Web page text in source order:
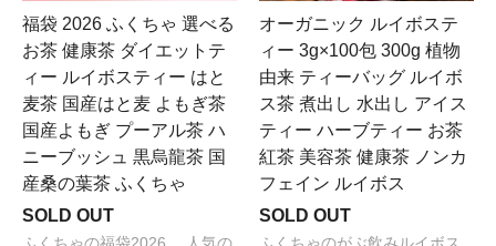
福袋 2026 ふくちゃ 選べる
お茶 健康茶 ダイエットテ
ィー ルイボスティー はと
麦茶 国産はと麦 よもぎ茶
国産よもぎ プーアル茶 ハ
ニーブッシュ 黒烏龍茶 国
産桑の葉茶 ふくちゃ
SOLD OUT
オーガニック ルイボステ
ィー 3g×100包 300g 植物
由来 ティーバッグ ルイボ
ス茶 煮出し 水出し アイス
ティー ハーブティー お茶
紅茶 美容茶 健康茶 ノンカ
フェイン ルイボス
SOLD OUT